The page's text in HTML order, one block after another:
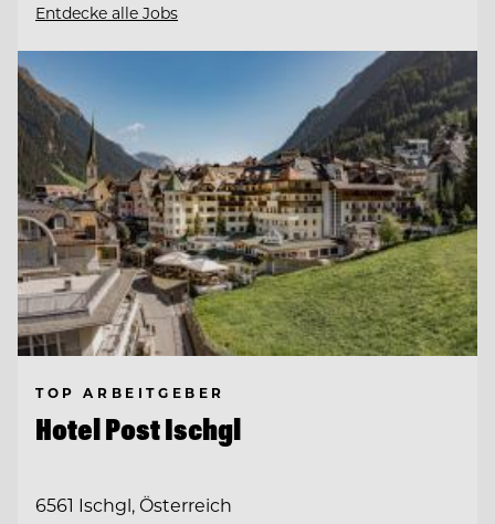
Entdecke alle Jobs
TOP ARBEITGEBER
Hotel Post Ischgl
6561 Ischgl, Österreich